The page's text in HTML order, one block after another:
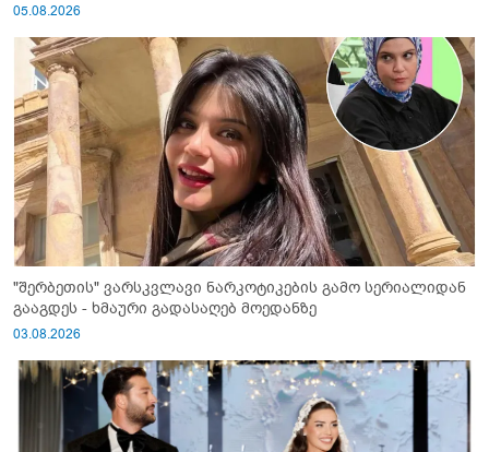
05.08.2026
"შერბეთის" ვარსკვლავი ნარკოტიკების გამო სერიალიდან
გააგდეს - ხმაური გადასაღებ მოედანზე
03.08.2026